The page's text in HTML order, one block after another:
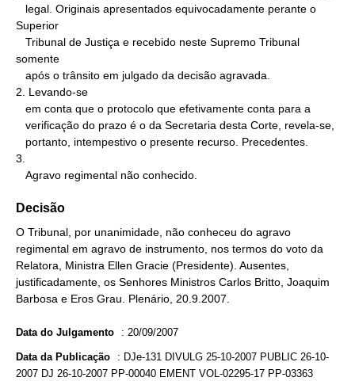
Superior
somente
2. Levando-se
3.
   Agravo regimental não conhecido.
Decisão
O Tribunal, por unanimidade, não conheceu do agravo
regimental em agravo de instrumento, nos termos do voto da
Relatora, Ministra Ellen Gracie (Presidente). Ausentes,
justificadamente, os Senhores Ministros Carlos Britto, Joaquim
Barbosa e Eros Grau. Plenário, 20.9.2007.
Data do Julgamento : 20/09/2007
Data da Publicação : DJe-131 DIVULG 25-10-2007 PUBLIC 26-10-
2007 DJ 26-10-2007 PP-00040 EMENT VOL-02295-17 PP-03363